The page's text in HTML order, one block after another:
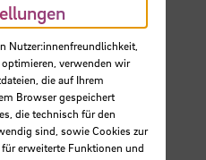
Nutzer:innenfreundlichkeit,
verwenden wir
die auf Ihrem
Browser gespeichert
die technisch für den
sind, sowie Cookies zur
erweiterte Funktionen und